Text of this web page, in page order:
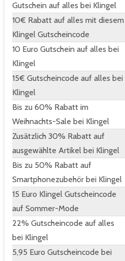
Gutschein auf alles bei Klingel
10€ Rabatt auf alles mit diesem
Klingel Gutscheincode
10 Euro Gutschein auf alles bei
Klingel
15€ Gutscheincode auf alles bei
Klingel
Bis zu 60% Rabatt im
Weihnachts-Sale bei Klingel
Zusätzlich 30% Rabatt auf
ausgewählte Artikel bei Klingel
Bis zu 50% Rabatt auf
Smartphonezubehör bei Klingel
15 Euro Klingel Gutscheincode
auf Sommer-Mode
22% Gutscheincode auf alles
bei Klingel
5,95 Euro Gutscheincode bei